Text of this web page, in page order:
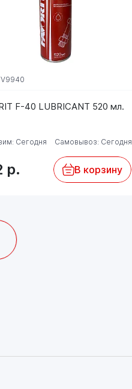
F-40 LUBRICANT 520 мл.
Сегодня Самовывоз: Сегодня
р. В корзину